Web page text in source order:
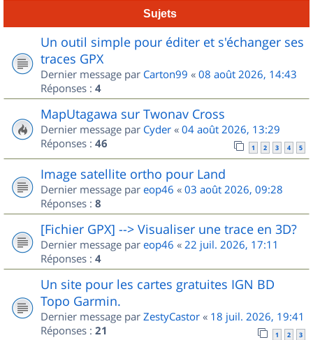
Sujets
Un outil simple pour éditer et s'échanger ses
traces GPX
Dernier message par Carton99 « 08 août 2026, 14:43
Réponses : 4
MapUtagawa sur Twonav Cross
Dernier message par Cyder « 04 août 2026, 13:29
Réponses : 46 1 2 3 4 5
Image satellite ortho pour Land
Dernier message par eop46 « 03 août 2026, 09:28
Réponses : 8
[Fichier GPX] --> Visualiser une trace en 3D?
Dernier message par eop46 « 22 juil. 2026, 17:11
Réponses : 4
Un site pour les cartes gratuites IGN BD
Topo Garmin.
Dernier message par ZestyCastor « 18 juil. 2026, 19:41
Réponses : 21 1 2 3